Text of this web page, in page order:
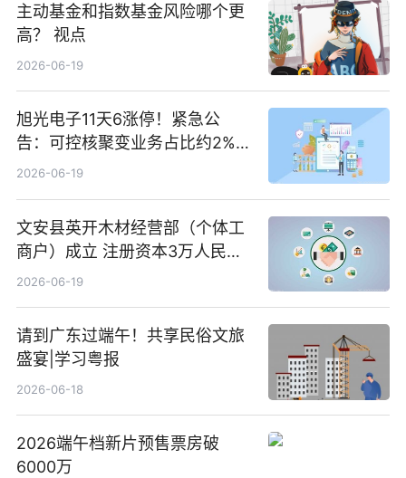
主动基金和指数基金风险哪个更
高？ 视点
2026-06-19
旭光电子11天6涨停！紧急公
告：可控核聚变业务占比约2%！
前沿热点
2026-06-19
文安县英开木材经营部（个体工
商户）成立 注册资本3万人民币
新要闻
2026-06-19
请到广东过端午！共享民俗文旅
盛宴|学习粤报
2026-06-18
2026端午档新片预售票房破
6000万